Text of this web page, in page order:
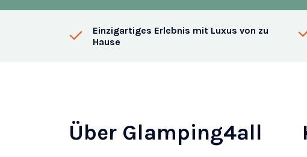
Einzigartiges Erlebnis mit Luxus von zu
Hause
Über Glamping4all